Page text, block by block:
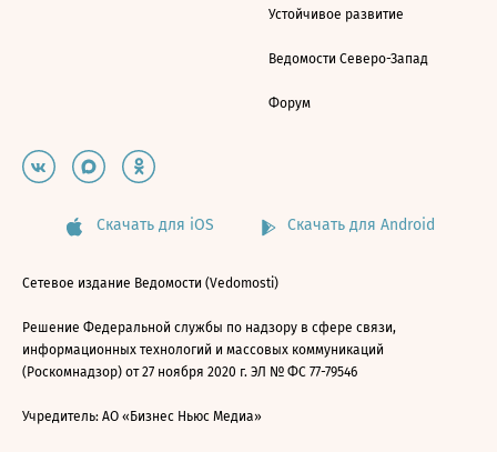
Устойчивое развитие
Ведомости Северо-Запад
Форум
Скачать для iOS Скачать для Android
Сетевое издание Ведомости (Vedomosti)
Решение Федеральной службы по надзору в сфере связи,
информационных технологий и массовых коммуникаций
(Роскомнадзор) от 27 ноября 2020 г. ЭЛ № ФС 77-79546
Учредитель: АО «Бизнес Ньюс Медиа»